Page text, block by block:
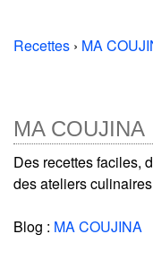
Recettes › MA
MA COUJINA
Des recettes faciles,
des ateliers culinaires
Blog : MA COUJINA